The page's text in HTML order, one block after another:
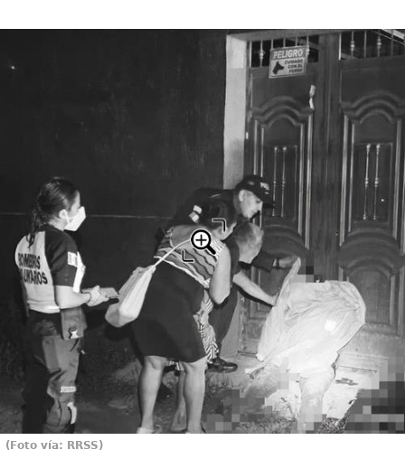
(Foto vía: RRSS)